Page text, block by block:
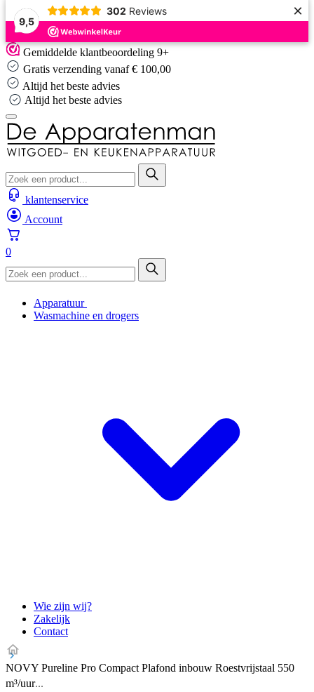
9,5
302 Reviews ×
Skip
to
content
Gemiddelde klantbeoordeling 9+
Gratis verzending vanaf € 100,00
Altijd het beste advies
Altijd het beste advies
klantenservice
Account
0
Apparatuur
Wasmachine en drogers
Wie zijn wij?
Zakelijk
Contact
NOVY Pureline Pro Compact Plafond inbouw Roestvrijstaal 550
m³/uur